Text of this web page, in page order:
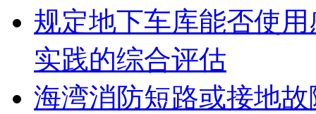
规定地下车库能否使
实践的综合评估
海湾消防短路或接地